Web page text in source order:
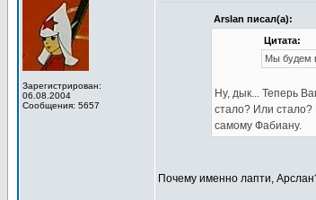
Зарегистрирован:
06.08.2004
Сообщения: 5657
Arslan писал(а):
Цитата:
Мы будем
Ну, дык... Теперь
стало? Или стало?
самому Фабиану.
Почему именно лапти,